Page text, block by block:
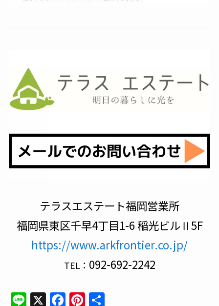
テラスエステート福岡営業所
福岡県東区千早4丁目1-6 稲光ビルⅡ5F
https://www.arkfrontier.co.jp/
TEL： 092-692-2242
Line
X Facebook
Pinterest
共